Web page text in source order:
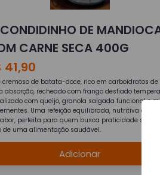
DE
CARNE SECA 400G
41,90
cremoso de batata-doce, rico em carboidratos de
absorção, recheado com frango desfiado
com queijo, granola salgada funcional e
Uma refeição equilibrada, nutritiva e cheia
perfeita para quem busca praticidade sem
de uma alimentação saudável.
Adicionar